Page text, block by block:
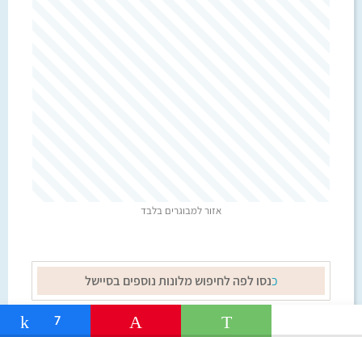
אזור למבוגרים בלבד
כנסו לפה לחיפוש מלונות נוספים בסיישל
Share
7